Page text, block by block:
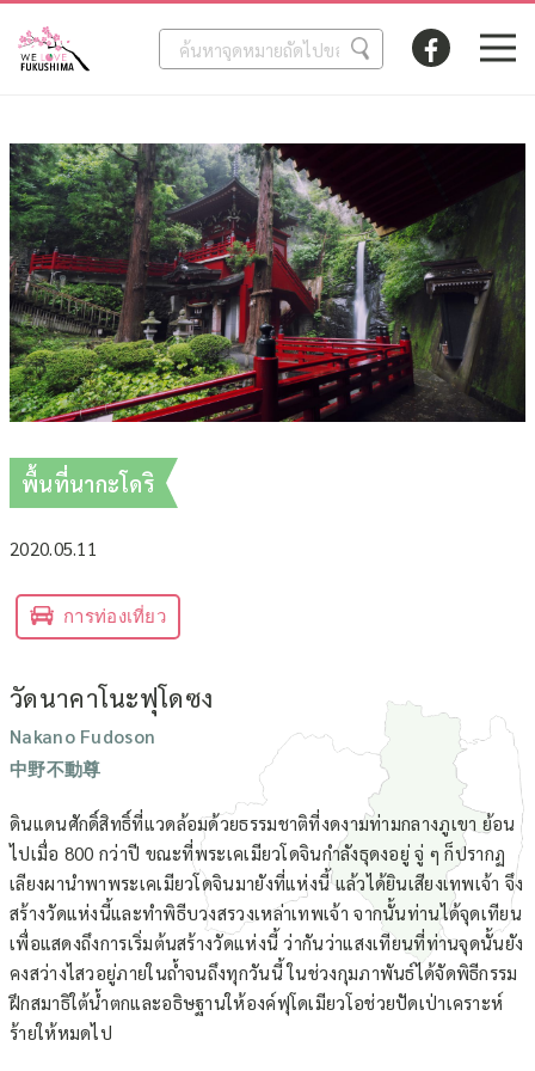
พื้นที่นากะโดริ
2020.05.11
การท่องเที่ยว
วัดนาคาโนะฟุโดซง
Nakano Fudoson
中野不動尊
ดินแดนศักดิ์สิทธิ์ที่แวดล้อมด้วยธรรมชาติที่งดงามท่ามกลางภูเขา ย้อน
ไปเมื่อ 800 กว่าปี ขณะที่พระเคเมียวโดจินกำลังธุดงอยู่ จู่ ๆ ก็ปรากฏ
เลียงผานำพาพระเคเมียวโดจินมายังที่แห่งนี้ แล้วได้ยินเสียงเทพเจ้า จึง
สร้างวัดแห่งนี้และทำพิธีบวงสรวงเหล่าเทพเจ้า จากนั้นท่านได้จุดเทียน
เพื่อแสดงถึงการเริ่มต้นสร้างวัดแห่งนี้ ว่ากันว่าแสงเทียนที่ท่านจุดนั้นยัง
คงสว่างไสวอยู่ภายในถ้ำจนถึงทุกวันนี้ ในช่วงกุมภาพันธ์ได้จัดพิธีกรรม
ฝึกสมาธิใต้น้ำตกและอธิษฐานให้องค์ฟุโดเมียวโอช่วยปัดเป่าเคราะห์
ร้ายให้หมดไป